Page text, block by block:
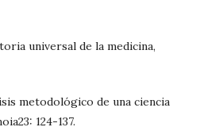
universal de la medicina,
metodológico de una ciencia
124-137.